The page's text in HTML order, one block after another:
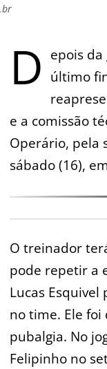
D epois da
último
e a comissão
Operário, pela
sábado (16),
O treinador
pode repetir a
Lucas
no time. Ele
pubalgia. No
Felipinho no